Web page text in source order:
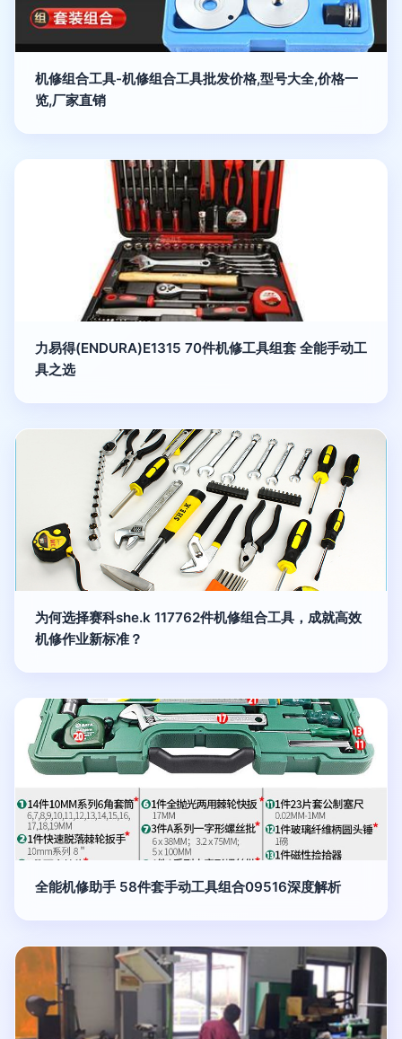
机修组合工具-机修组合工具批发价格,型号大全,价格一
览,厂家直销
力易得(ENDURA)E1315 70件机修工具组套 全能手动工
具之选
为何选择赛科she.k 117762件机修组合工具，成就高效
机修作业新标准？
全能机修助手 58件套手动工具组合09516深度解析